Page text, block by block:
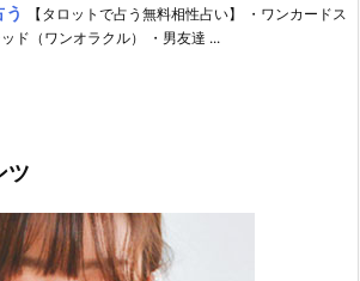
う
【タロットで占う無料相性占い】 ・ワンカードス
ド（ワンオラクル） ・男友達 ...
ツ